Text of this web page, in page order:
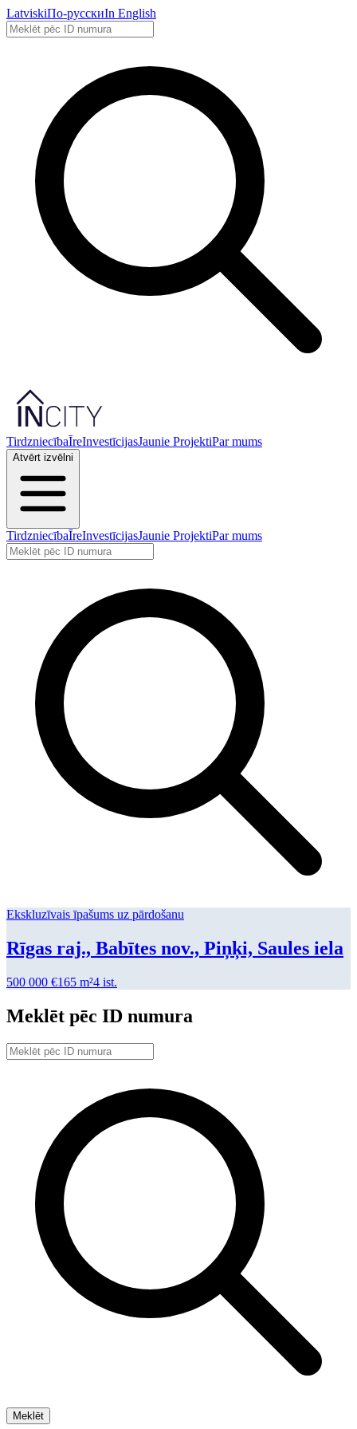
LatviskiПо-русскиIn English
TirdzniecībaĪreInvestīcijasJaunie ProjektiPar mums
Atvērt izvēlni
TirdzniecībaĪreInvestīcijasJaunie ProjektiPar mums
Ekskluzīvais īpašums uz pārdošanu
Rīgas raj., Babītes nov., Piņķi, Saules iela
500 000 €165 m²4 ist.
Meklēt pēc ID numura
Meklēt